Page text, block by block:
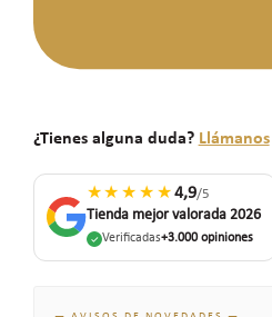
¿Tienes alguna duda? Llámanos
★★★★★4,9/5
Tienda mejor valorada 2026
Verificadas+3.000 opiniones